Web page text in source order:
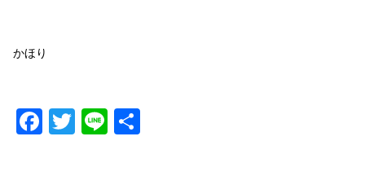
かほり
Facebook
Twitter
Line